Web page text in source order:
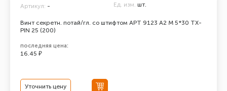
Винт секретн. потай/гл. со штифтом АРТ 9123 А2 M 5*30 TX-
PIN 25 (200)
Артикул: - Ед. изм. шт.
последняя цена:
16.45 ₽
Уточнить цену